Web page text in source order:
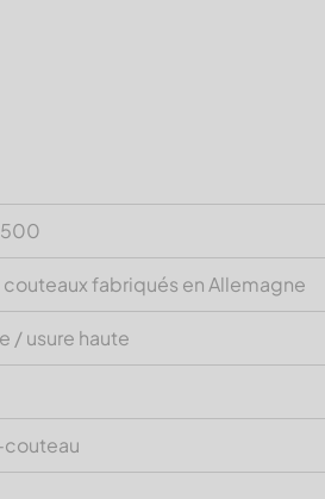
couteaux fabriqués en Allemagne
/ usure haute